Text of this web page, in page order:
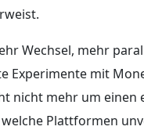
Wechsel, mehr
Experimente mit
nicht mehr um einen
Plattformen